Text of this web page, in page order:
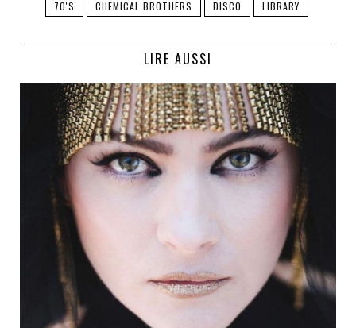
70'S CHEMICAL BROTHERS DISCO LIBRARY
LIRE AUSSI